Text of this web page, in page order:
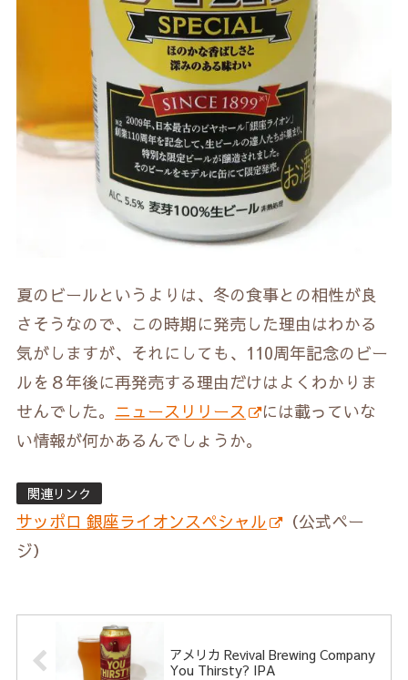
夏のビールというよりは、冬の食事との相性が良
さそうなので、この時期に発売した理由はわかる
気がしますが、それにしても、110周年記念のビー
ルを８年後に再発売する理由だけはよくわかりま
せんでした。 ニュースリリース
には載っていな
い情報が何かあるんでしょうか。
関連リンク
サッポロ 銀座ライオンスペシャル
（公式ペー
ジ）
アメリカ Revival Brewing Company
You Thirsty? IPA